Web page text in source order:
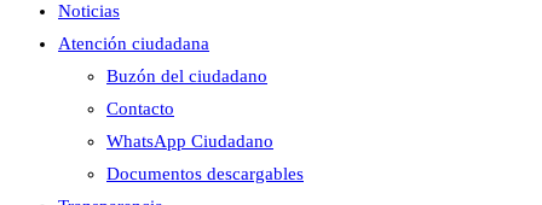
Noticias
Atención ciudadana
Buzón del ciudadano
Contacto
WhatsApp Ciudadano
Documentos descargables